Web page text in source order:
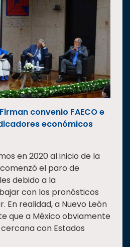
Firman convenio FAECO e
económicos
en 2020 al inicio de la
el paro de
debido a la
con los pronósticos
En realidad, a Nuevo León
que a México obviamente
con Estados